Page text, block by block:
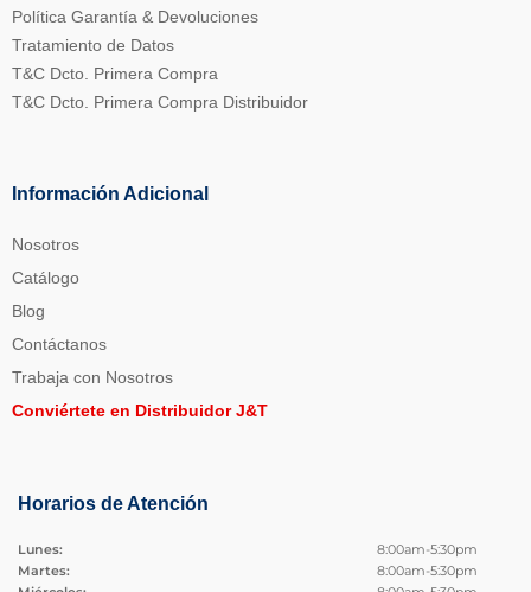
Política Garantía & Devoluciones
Tratamiento de Datos
T&C Dcto. Primera Compra
T&C Dcto. Primera Compra Distribuidor
Información Adicional
Nosotros
Catálogo
Blog
Contáctanos
Trabaja con Nosotros
Conviértete en Distribuidor J&T
Horarios de Atención
Lunes:
8:00am-5:30pm
Martes:
8:00am-5:30pm